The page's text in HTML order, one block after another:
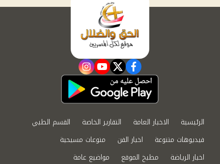
facebook
twitter
youtube
instagram
الرئيسية الاخبار العامة التقارير الخاصة
القسم الطبي
فيديوهات متنوعة
اخبار الفن
منوعات مسيحية
اخبار الرياضة
مطبخ الموقع مواضيع عامة